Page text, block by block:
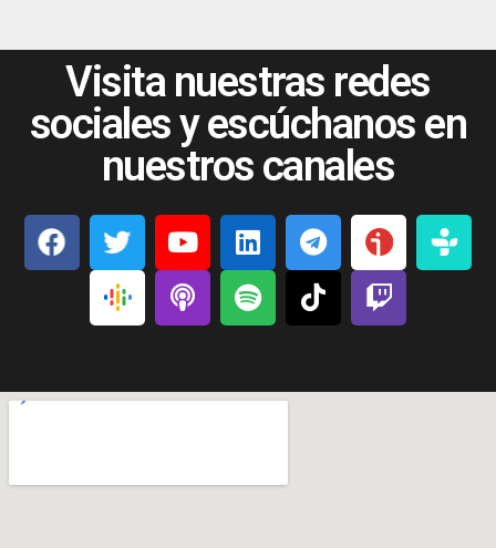
Visita nuestras redes
sociales y escúchanos en
nuestros canales